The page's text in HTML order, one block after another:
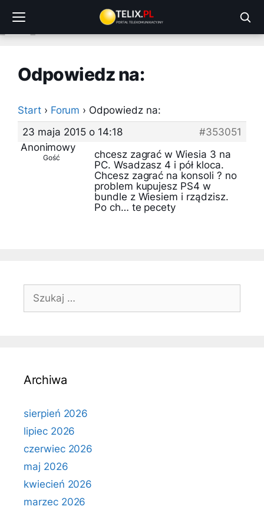
treści
Odpowiedz na:
Start › Forum › Odpowiedz na:
23 maja 2015 o 14:18
#353051
Anonimowy
Gość
chcesz zagrać w Wiesia 3 na
PC. Wsadzasz 4 i pół kloca.
Chcesz zagrać na konsoli ? no
problem kupujesz PS4 w
bundle z Wiesiem i rządzisz.
Po ch… te pecety
Szukaj:
Archiwa
sierpień 2026
lipiec 2026
czerwiec 2026
maj 2026
kwiecień 2026
marzec 2026